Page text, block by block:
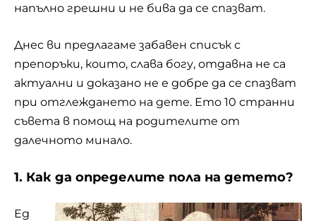
напълно грешни и не бива да се спазват.
Днес ви предлагаме забавен списък с
препоръки, които, слава богу, отдавна не са
актуални и доказано не е добре да се спазват
при отглеждането на дете. Ето 10 странни
съвета в помощ на родителите от
далечното минало.
1. Как да определите пола на детето?
Ед